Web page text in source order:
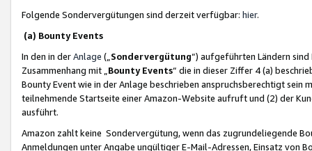
Folgende Sondervergütungen sind derzeit verfügbar: hier.
(a) Bounty Events
In den in derAnlage („ Sondervergütung“) aufgeführten Ländern
Zusammenhang mit „ Bounty Events“ die in dieser Ziffer 4 (a)
Bounty Event wie in der Anlage beschrieben anspruchsberechtigt sein
teilnehmende Startseite einer Amazon-Website aufruft und (2) der
ausführt.
Amazon zahlt keine Sondervergütung, wenn das zugrundeliegende
Anmeldungen unter Angabe ungültiger E-Mail-Adressen, Einsatz von